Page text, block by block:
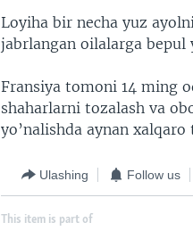
Loyiha bir necha yuz
jabrlangan oilalarga bepul
Fransiya tomoni 14 ming
shaharlarni tozalash va
yo’nalishda aynan
Ulashing Follow us
This item is part of